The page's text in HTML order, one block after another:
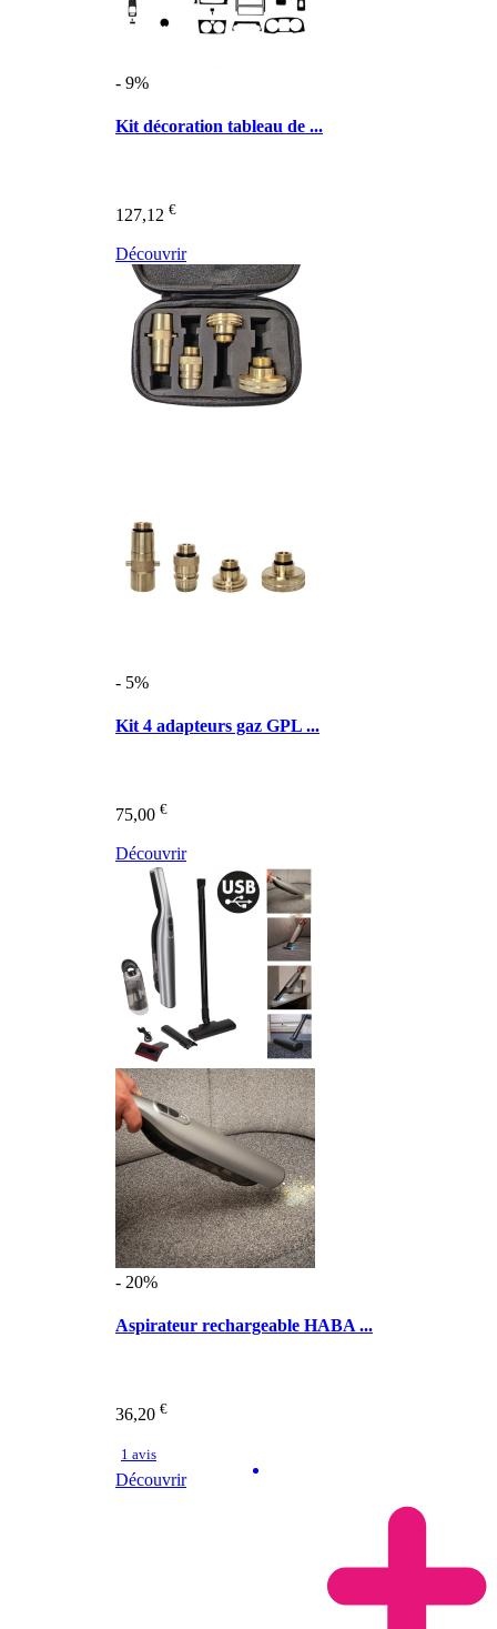
- 9%
Kit décoration tableau de ...
127,12 €
Découvrir
- 5%
Kit 4 adapteurs gaz GPL ...
75,00 €
Découvrir
- 20%
Aspirateur rechargeable HABA ...
36,20 €
1 avis
Découvrir